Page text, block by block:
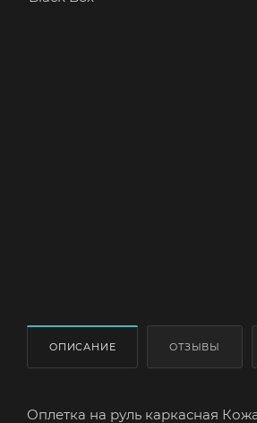
ОПИСАНИЕ ОТЗЫВЫ
Оплетка на руль каркасная